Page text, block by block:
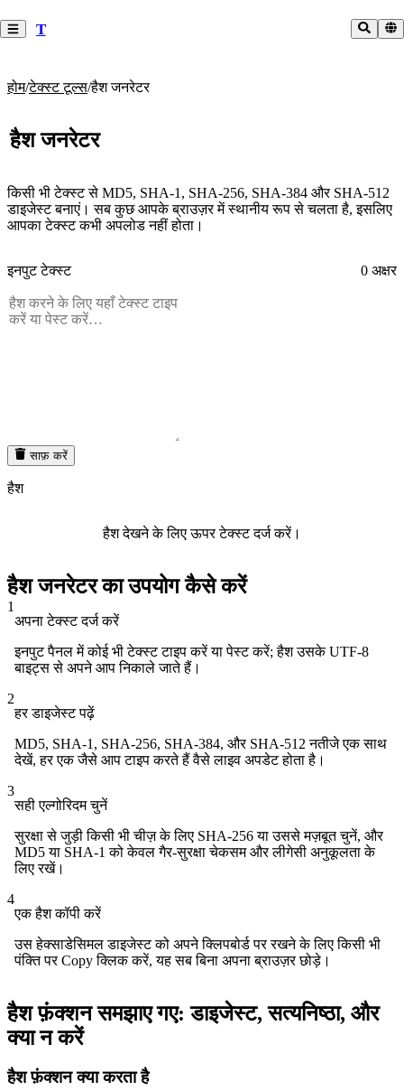
T
होम/टेक्स्ट टूल्स/हैश जनरेटर
हैश जनरेटर
किसी भी टेक्स्ट से MD5, SHA-1, SHA-256, SHA-384 और SHA-512
डाइजेस्ट बनाएं। सब कुछ आपके ब्राउज़र में स्थानीय रूप से चलता है, इसलिए
आपका टेक्स्ट कभी अपलोड नहीं होता।
इनपुट टेक्स्ट 0 अक्षर
साफ़ करें
हैश
हैश देखने के लिए ऊपर टेक्स्ट दर्ज करें।
हैश जनरेटर का उपयोग कैसे करें
1
अपना टेक्स्ट दर्ज करें
इनपुट पैनल में कोई भी टेक्स्ट टाइप करें या पेस्ट करें; हैश उसके UTF-8
बाइट्स से अपने आप निकाले जाते हैं।
2
हर डाइजेस्ट पढ़ें
MD5, SHA-1, SHA-256, SHA-384, और SHA-512 नतीजे एक साथ
देखें, हर एक जैसे आप टाइप करते हैं वैसे लाइव अपडेट होता है।
3
सही एल्गोरिदम चुनें
सुरक्षा से जुड़ी किसी भी चीज़ के लिए SHA-256 या उससे मज़बूत चुनें, और
MD5 या SHA-1 को केवल गैर-सुरक्षा चेकसम और लीगेसी अनुकूलता के
लिए रखें।
4
एक हैश कॉपी करें
उस हेक्साडेसिमल डाइजेस्ट को अपने क्लिपबोर्ड पर रखने के लिए किसी भी
पंक्ति पर Copy क्लिक करें, यह सब बिना अपना ब्राउज़र छोड़े।
हैश फ़ंक्शन समझाए गए: डाइजेस्ट, सत्यनिष्ठा, और
क्या न करें
हैश फ़ंक्शन क्या करता है